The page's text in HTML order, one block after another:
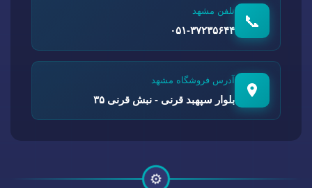
📞
تلفن مشهد
۰۵۱-۳۷۲۳۵۶۴۴
آدرس فروشگاه مشهد
بلوار سپهبد قرنی - نبش قرنی ۳۵
⚙️